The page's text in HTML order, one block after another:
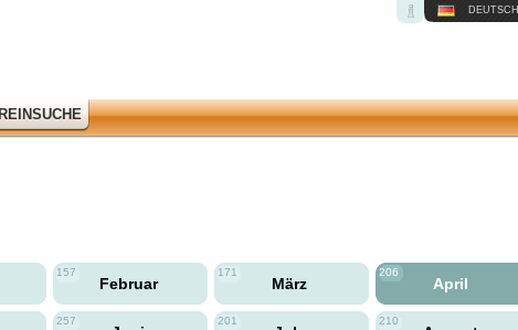
DEUTSCH
157
Februar
171
März
206
April
257 201 210